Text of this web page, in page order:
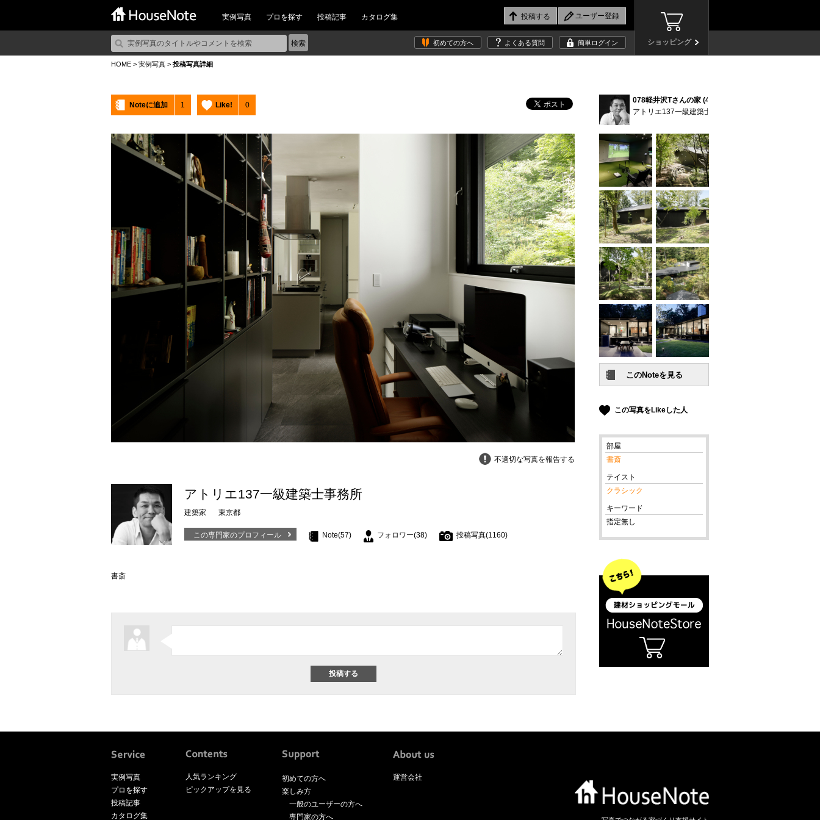
実例写真 プロを探す 投稿記事 カタログ集
ショッピング
初めての方へ よくある質問 簡単ログイン
HOME > 実例写真 > 投稿写真詳細
Noteに追加 1 Like! 0
不適切な写真を報告する
アトリエ137一級建築士事務所
建築家 東京都
この専門家のプロフィール Note(57) フォロワー(38) 投稿写真(1160)
書斎
078軽井沢Tさんの家 (40)
アトリエ137一級建築士事務所
この写真をLikeした人
部屋
書斎
テイスト
クラシック
キーワード
指定無し
実例写真
プロを探す
投稿記事
カタログ集
人気ランキング
ピックアップを見る
初めての方へ
楽しみ方
一般のユーザーの方へ
専門家の方へ
運営会社